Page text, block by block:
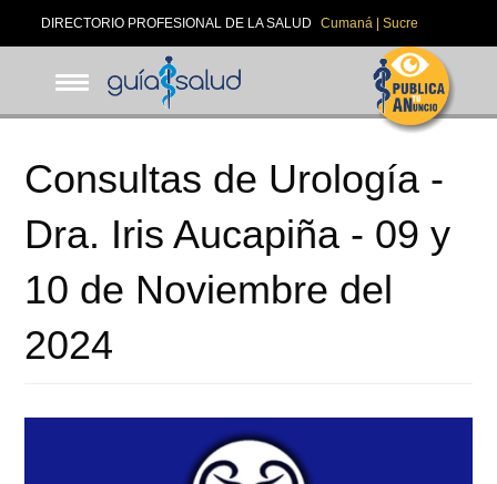
DIRECTORIO PROFESIONAL DE LA SALUD Cumaná | Sucre
Consultas de Urología -
Dra. Iris Aucapiña - 09 y
10 de Noviembre del
2024